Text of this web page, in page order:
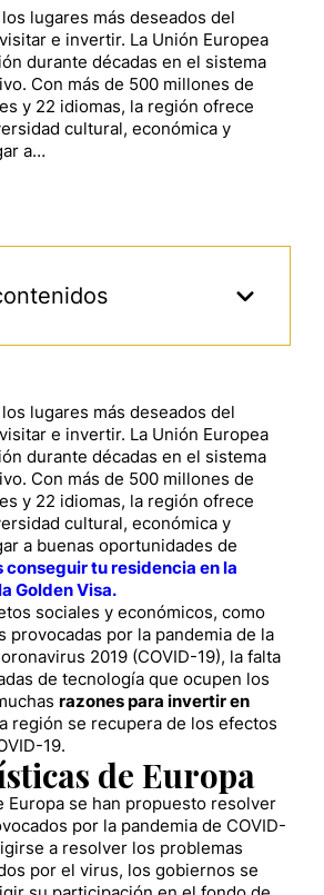
lugares más deseados del
e invertir. La Unión Europea
durante décadas en el sistema
Con más de 500 millones de
y 22 idiomas, la región ofrece
cultural, económica y
a…
lugares más deseados del
e invertir. La Unión Europea
durante décadas en el sistema
Con más de 500 millones de
y 22 idiomas, la región ofrece
cultural, económica y
a buenas oportunidades de
conseguir tu residencia en la
Golden Visa.
sociales y económicos, como
provocadas por la pandemia de la
2019 (COVID-19), la falta
de tecnología que ocupen los
razones para invertir en
región se recupera de los efectos
19.
de Europa
Europa se han propuesto resolver
por la pandemia de COVID-
a resolver los problemas
por el virus, los gobiernos se